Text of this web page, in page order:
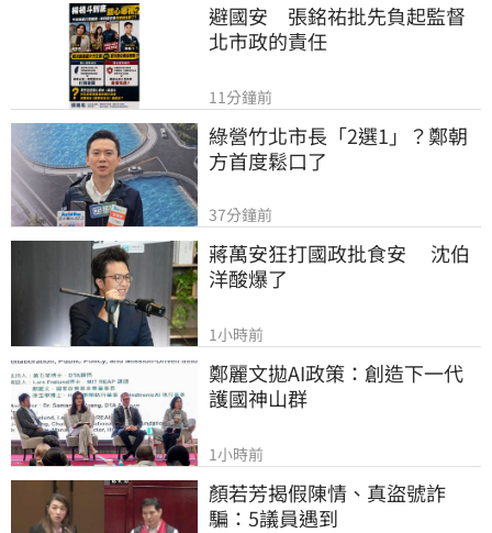
避國安　張銘祐批先負起監督
北市政的責任
11分鐘前
綠營竹北市長「2選1」？鄭朝
方首度鬆口了
37分鐘前
蔣萬安狂打國政批食安　 沈伯
洋酸爆了
1小時前
鄭麗文拋AI政策：創造下一代
護國神山群
1小時前
顏若芳揭假陳情、真盜號詐
騙：5議員遇到